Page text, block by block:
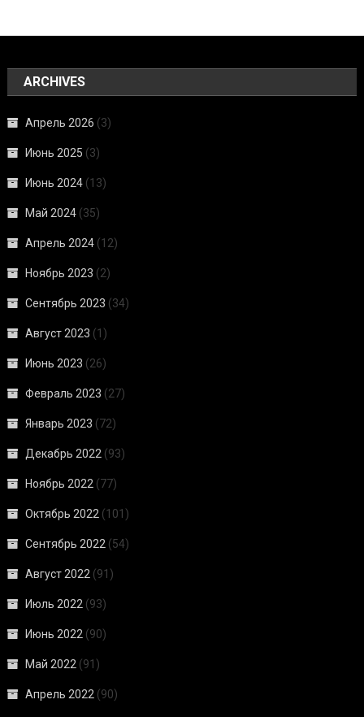
ARCHIVES
Апрель 2026 (3)
Июнь 2025 (3)
Июнь 2024 (13)
Май 2024 (35)
Апрель 2024 (12)
Ноябрь 2023 (2)
Сентябрь 2023 (34)
Август 2023 (1)
Июнь 2023 (26)
Февраль 2023 (27)
Январь 2023 (72)
Декабрь 2022 (93)
Ноябрь 2022 (77)
Октябрь 2022 (101)
Сентябрь 2022 (54)
Август 2022 (91)
Июль 2022 (93)
Июнь 2022 (90)
Май 2022 (91)
Апрель 2022 (90)